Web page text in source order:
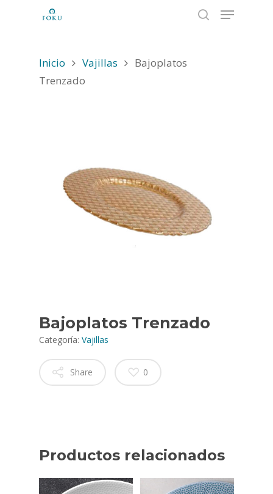
Hit enter to search or ESC to close
Inicio Vajillas
Bajoplatos
Trenzado
Bajoplatos Trenzado
Categoría: Vajillas
Share 0
Productos relacionados